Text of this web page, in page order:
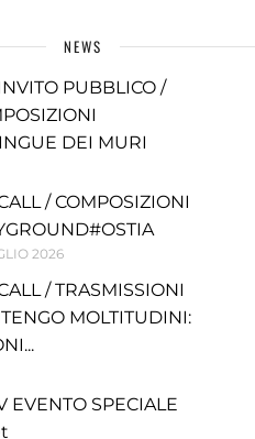
NEWS
PUBBLICO /
DEI MURI
/ COMPOSIZIONI
2026
/ TRASMISSIONI
MOLTITUDINI:
EVENTO SPECIALE